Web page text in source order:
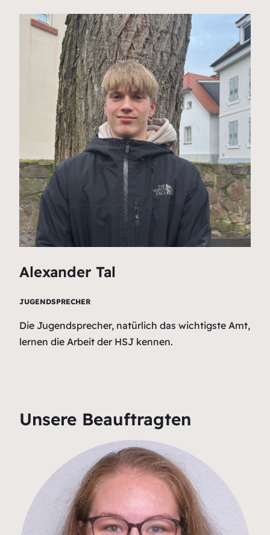
Alexander Tal
JUGENDSPRECHER
Die Jugendsprecher, natürlich das wichtigste Amt,
lernen die Arbeit der HSJ kennen.
Unsere Beauftragten